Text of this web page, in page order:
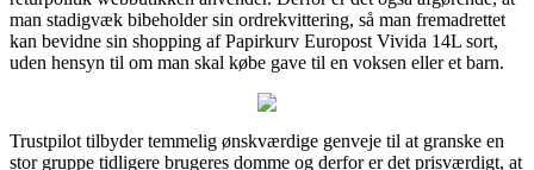
man stadigvæk bibeholder sin ordrekvittering, så man fremadrettet
kan bevidne sin shopping af Papirkurv Europost Vivida 14L sort,
uden hensyn til om man skal købe gave til en voksen eller et barn.
Trustpilot tilbyder temmelig ønskværdige genveje til at granske en
stor gruppe tidligere brugeres domme og derfor er det prisværdigt, at